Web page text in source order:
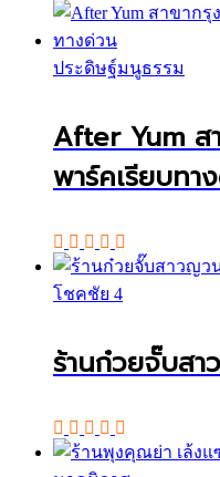
ประดิษฐ์มนูธรรม
After Yum ส
พาร์คเรียบทา
โชคชัย 4
ร้านก๋วยจั๊บส